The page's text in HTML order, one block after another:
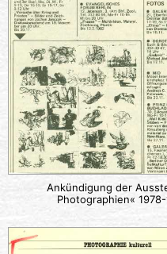
Ankündigung der
Photographien«